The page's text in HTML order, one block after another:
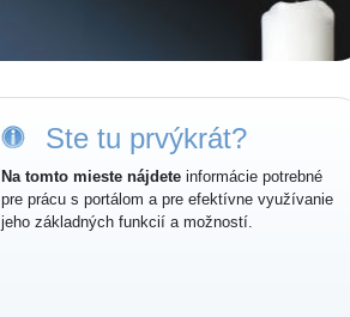
Ste tu prvýkrát?
Na tomto mieste nájdete informácie potrebné
pre prácu s portálom a pre efektívne využívanie
jeho základných funkcií a možností.